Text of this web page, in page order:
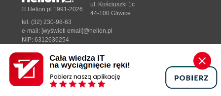
Designed with ♥ byTonik.pl
© Helion.pl 1991-2026
ul. Kościuszki 1c
44-100 Gliwice
tel. (32) 230-98-63
e-mail: [wyświetl email]@helion.pl
NIP: 6312636254
Pełna wersja strony »